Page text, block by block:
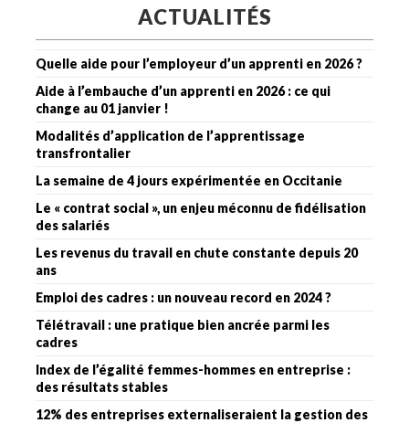
ACTUALITÉS
Quelle aide pour l’employeur d’un apprenti en 2026 ?
Aide à l’embauche d’un apprenti en 2026 : ce qui
change au 01 janvier !
Modalités d’application de l’apprentissage
transfrontalier
La semaine de 4 jours expérimentée en Occitanie
Le « contrat social », un enjeu méconnu de fidélisation
des salariés
Les revenus du travail en chute constante depuis 20
ans
Emploi des cadres : un nouveau record en 2024 ?
Télétravail : une pratique bien ancrée parmi les
cadres
Index de l’égalité femmes-hommes en entreprise :
des résultats stables
12% des entreprises externaliseraient la gestion des